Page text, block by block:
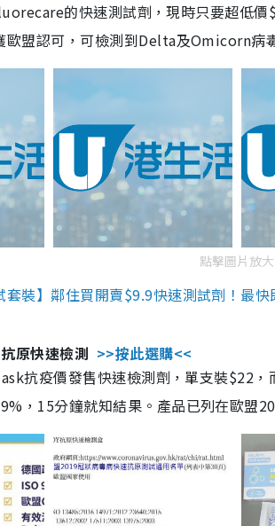
的快速測試劑，現時只要超低
歐盟認可，可檢測到Delta及Omicorn病
點擊圖片放大
套裝】鄰住買開賣$9.9快速測試劑！最
原快速檢測 >>按此選購<<
抗疫價發售快速檢測劑，單支裝$22
，15分鐘就知結果。產品已列在歐盟